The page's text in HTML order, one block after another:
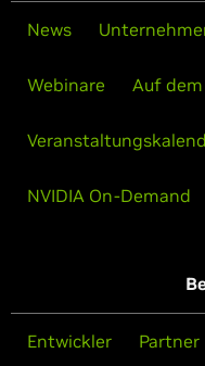
News
Webinare Auf
NVIDIA On-Demand
Entwickler Partner